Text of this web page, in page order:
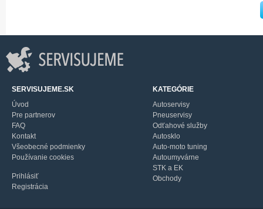
SERVISUJEME.SK
Úvod
Pre partnerov
FAQ
Kontakt
Všeobecné podmienky
Používanie cookies
Prihlásiť
Registrácia
KATEGÓRIE
Autoservisy
Pneuservisy
Odťahové služby
Autosklo
Auto-moto tuning
Autoumyvárne
STK a EK
Obchody